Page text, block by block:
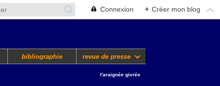
Connexion + Créer mon blog
bibliographie revue de presse
l'araignée givrée